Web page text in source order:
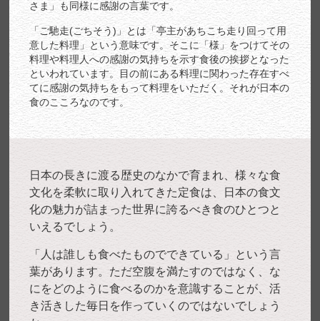
さま」も同様に感謝の言葉です。
「ご馳走(ごちそう)」とは「亭主があちこち走り回って用
意した料理」という意味です。そこに「様」をつけてその
料理や料理人への感謝の気持ちを示す食後の挨拶となった
といわれています。目の前にある料理に関わった存在すべ
てに感謝の気持ちをもって料理をいただく。それが日本の
食のこころなのです。
日本の長きに渡る歴史のなかで育まれ、様々な食
文化を柔軟に取り入れてきた定食は、日本の食文
化の魅力が詰まった世界に誇るべき食のひとつと
いえるでしょう。
「人は誰しも食べたものでできている」という言
葉があります。ただ空腹を満たすのではなく、な
にをどのように食べるのかを意識することが、活
き活きした毎日を作っていくのではないでしょう